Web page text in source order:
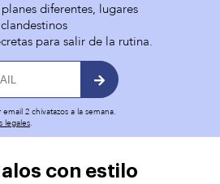
diferentes, lugares
clandestinos
para salir de la rutina.
email 2 chivatazos a la semana.
legales.
con estilo